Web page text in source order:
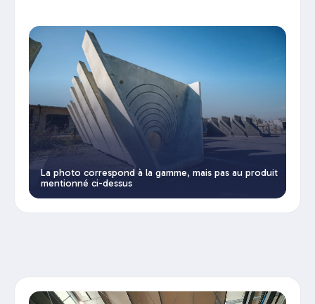
La photo correspond à la gamme, mais pas au produit
mentionné ci-dessus